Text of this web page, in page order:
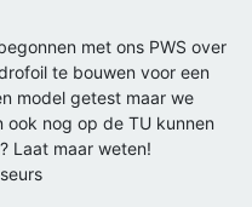
met ons PWS over
te bouwen voor een
model getest maar we
ook nog op de TU kunnen
Laat maar weten!